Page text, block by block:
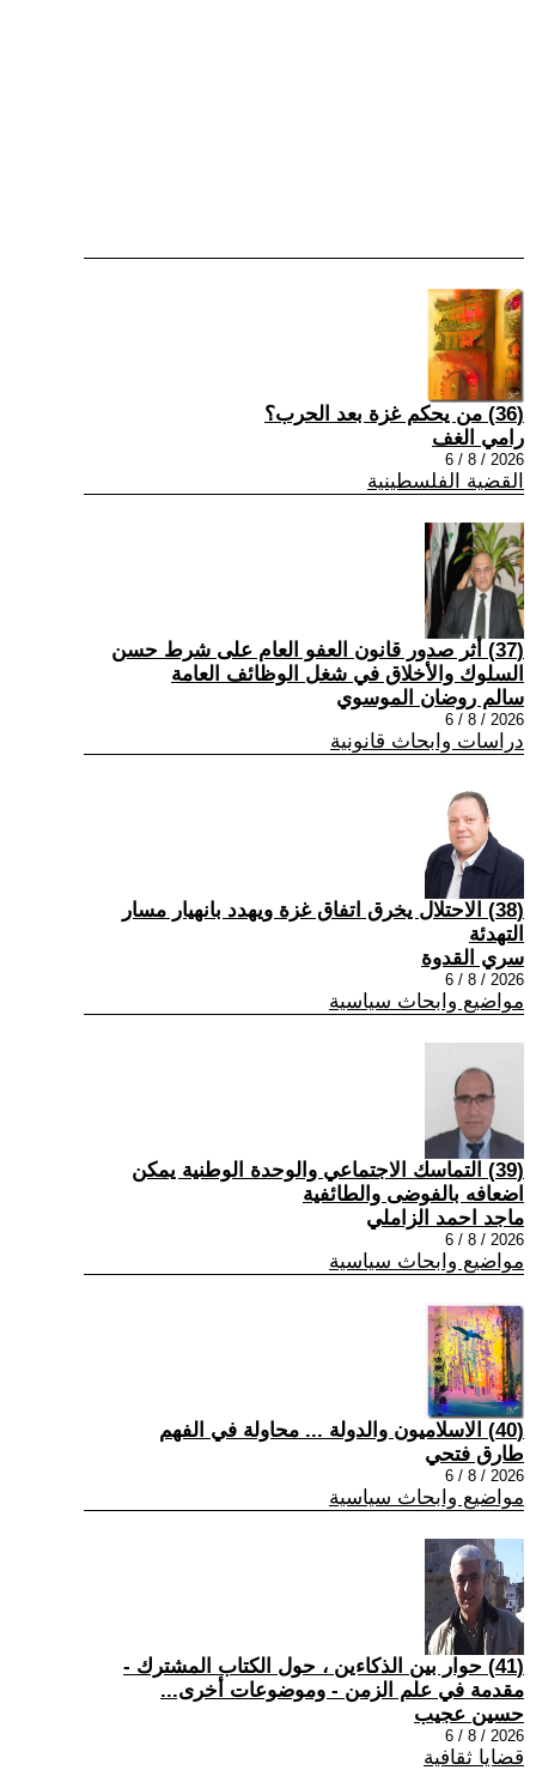
(36) من يحكم غزة بعد الحرب؟
رامي الغف
2026 / 8 / 6
القضية الفلسطينية
(37) أثر صدور قانون العفو العام على شرط حسن
السلوك والأخلاق في شغل الوظائف العامة
سالم روضان الموسوي
2026 / 8 / 6
دراسات وابحاث قانونية
(38) الاحتلال يخرق اتفاق غزة ويهدد بانهيار مسار
التهدئة
سري القدوة
2026 / 8 / 6
مواضيع وابحاث سياسية
(39) التماسك الاجتماعي والوحدة الوطنية يمكن
اضعافه بالفوضى والطائفية
ماجد احمد الزاملي
2026 / 8 / 6
مواضيع وابحاث سياسية
(40) الاسلاميون والدولة ... محاولة في الفهم
طارق فتحي
2026 / 8 / 6
مواضيع وابحاث سياسية
(41) حوار بين الذكاءين ، حول الكتاب المشترك -
مقدمة في علم الزمن - وموضوعات أخرى...
حسين عجيب
2026 / 8 / 6
قضايا ثقافية